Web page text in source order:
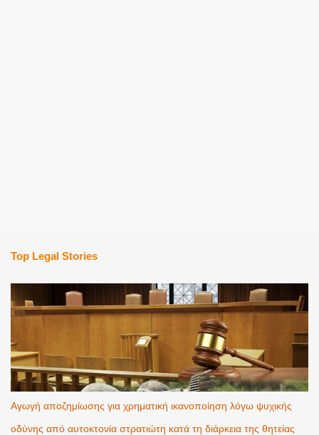
Top Legal Stories
Αγωγή αποζημίωσης για χρηματική ικανοποίηση λόγω ψυχικής
οδύνης από αυτοκτονία στρατιώτη κατά τη διάρκεια της θητείας